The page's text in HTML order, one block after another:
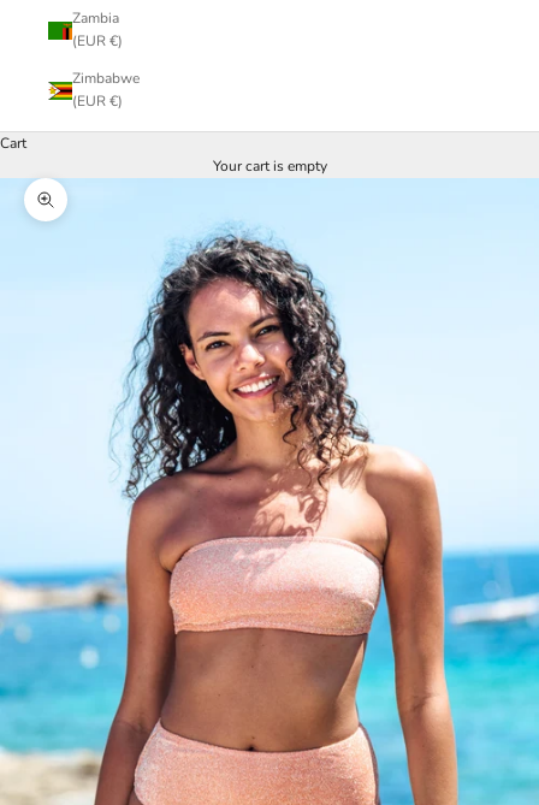
Zambia
(EUR €)
Zimbabwe
(EUR €)
Cart
Your cart is empty
Zoom picture